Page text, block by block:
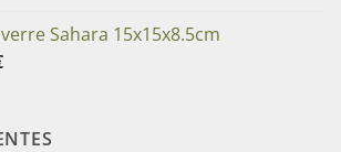
Sahara 15x15x8.5cm